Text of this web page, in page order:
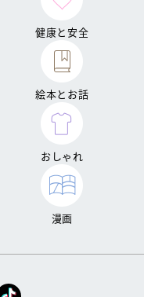
健康と安全
絵本とお話
おしゃれ
漫画